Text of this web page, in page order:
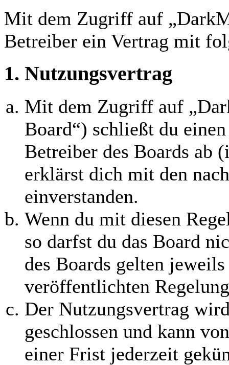
Mit dem Zugriff auf
Betreiber ein Vertrag mit
1. Nutzungsvertrag
Mit dem Zugriff auf
Board“) schließt du
Betreiber des Boards ab
erklärst dich mit den
einverstanden.
Wenn du mit diesen
so darfst du das Board
des Boards gelten
veröffentlichten
Der Nutzungsvertrag
geschlossen und kann
einer Frist jederzeit